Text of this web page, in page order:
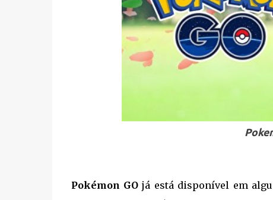
Pokémon GOjá está disponível em